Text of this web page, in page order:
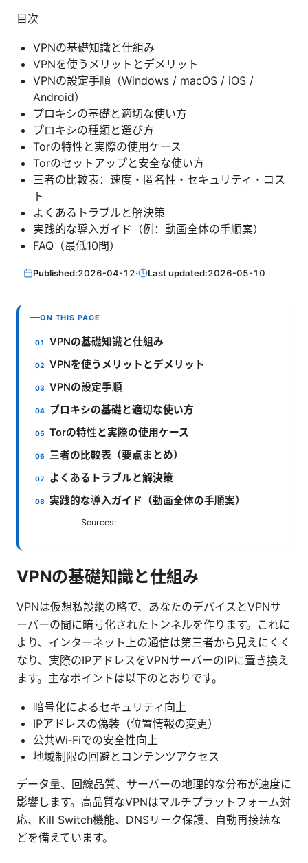
目次
VPNの基礎知識と仕組み
VPNを使うメリットとデメリット
VPNの設定手順（Windows / macOS / iOS /
Android）
プロキシの基礎と適切な使い方
プロキシの種類と選び方
Torの特性と実際の使用ケース
Torのセットアップと安全な使い方
三者の比較表：速度・匿名性・セキュリティ・コス
ト
よくあるトラブルと解決策
実践的な導入ガイド（例：動画全体の手順案）
FAQ（最低10問）
Published:2026-04-12· Last updated:2026-05-10
ON THIS PAGE
VPNの基礎知識と仕組み
VPNを使うメリットとデメリット
VPNの設定手順
プロキシの基礎と適切な使い方
Torの特性と実際の使用ケース
三者の比較表（要点まとめ）
よくあるトラブルと解決策
実践的な導入ガイド（動画全体の手順案）
Sources:
VPNの基礎知識と仕組み
VPNは仮想私設網の略で、あなたのデバイスとVPNサ
ーバーの間に暗号化されたトンネルを作ります。これに
より、インターネット上の通信は第三者から見えにくく
なり、実際のIPアドレスをVPNサーバーのIPに置き換え
ます。主なポイントは以下のとおりです。
暗号化によるセキュリティ向上
IPアドレスの偽装（位置情報の変更）
公共Wi‑Fiでの安全性向上
地域制限の回避とコンテンツアクセス
データ量、回線品質、サーバーの地理的な分布が速度に
影響します。高品質なVPNはマルチプラットフォーム対
応、Kill Switch機能、DNSリーク保護、自動再接続な
どを備えています。